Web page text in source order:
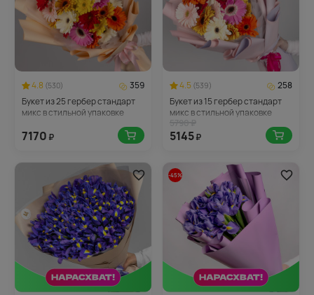
4.8 (530)
359
Букет из 25 гербер стандарт
микс в стильной упаковке
7170 ₽
4.5 (539)
258
Букет из 15 гербер стандарт
микс в стильной упаковке
5145₽
-45%